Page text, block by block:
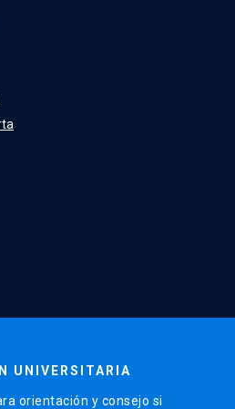
UNIVERSITARIA
orientación y consejo si